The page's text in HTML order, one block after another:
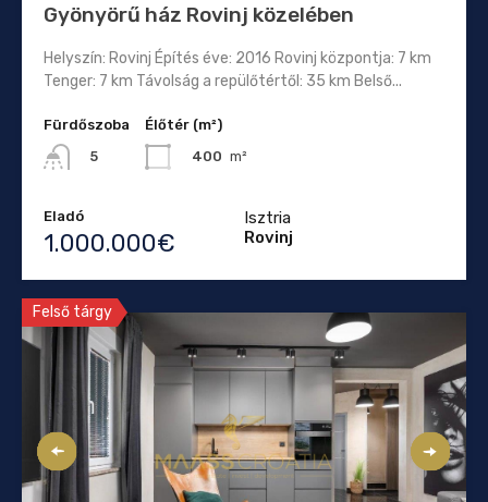
Gyönyörű ház Rovinj közelében
Helyszín: Rovinj Építés éve: 2016 Rovinj központja: 7 km
Tenger: 7 km Távolság a repülőtértől: 35 km Belső...
Fürdőszoba
5
Élőtér (m²)
400 m²
Eladó
1.000.000€
Isztria
Rovinj
Felső tárgy